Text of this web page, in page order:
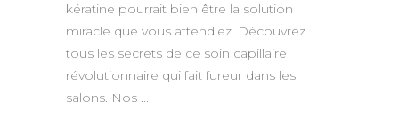
kératine pourrait bien être la solution
miracle que vous attendiez. Découvrez
tous les secrets de ce soin capillaire
révolutionnaire qui fait fureur dans les
salons. Nos